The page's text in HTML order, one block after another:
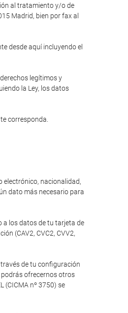
al tratamiento y/o de
Madrid, bien por fax al
desde aquí incluyendo el
legítimos y
la Ley, los datos
corresponda.
electrónico, nacionalidad,
dato más necesario para
a los datos de tu tarjeta de
(CAV2, CVC2, CVV2,
de tu configuración
ofrecernos otros
(CICMA nº 3750) se